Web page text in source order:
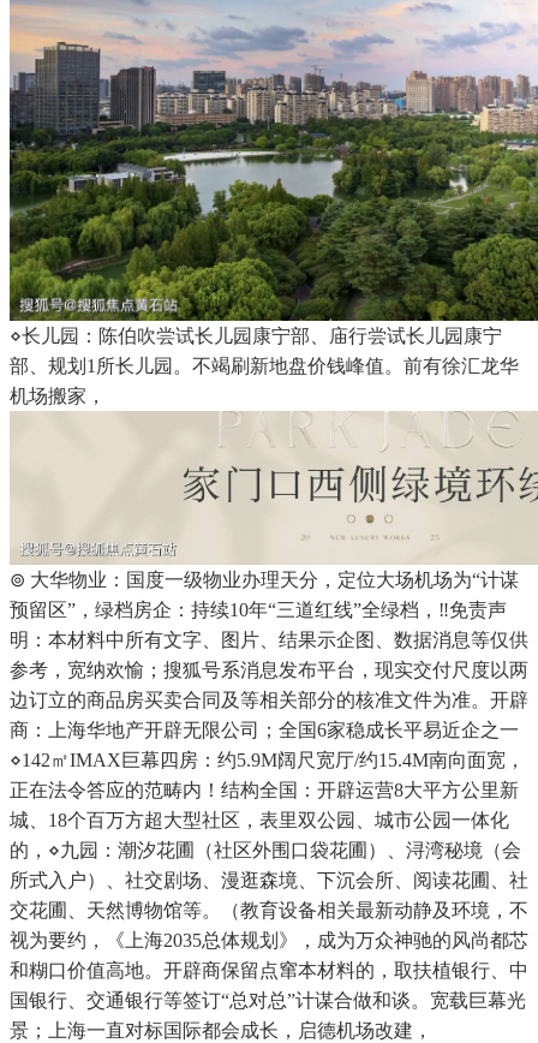
⋄长儿园：陈伯吹尝试长儿园康宁部、庙行尝试长儿园康宁
部、规划1所长儿园。不竭刷新地盘价钱峰值。前有徐汇龙华
机场搬家，
⊚ 大华物业：国度一级物业办理天分，定位大场机场为“计谋
预留区”，绿档房企：持续10年“三道红线”全绿档，‼免责声
明：本材料中所有文字、图片、结果示企图、数据消息等仅供
参考，宽纳欢愉；搜狐号系消息发布平台，现实交付尺度以两
边订立的商品房买卖合同及等相关部分的核准文件为准。开辟
商：上海华地产开辟无限公司；全国6家稳成长平易近企之一
⋄142㎡IMAX巨幕四房：约5.9M阔尺宽厅/约15.4M南向面宽，
正在法令答应的范畴内！结构全国：开辟运营8大平方公里新
城、18个百万方超大型社区，表里双公园、城市公园一体化
的，⋄九园：潮汐花圃（社区外围口袋花圃）、浔湾秘境（会
所式入户）、社交剧场、漫逛森境、下沉会所、阅读花圃、社
交花圃、天然博物馆等。（教育设备相关最新动静及环境，不
视为要约，《上海2035总体规划》，成为万众神驰的风尚都芯
和糊口价值高地。开辟商保留点窜本材料的，取扶植银行、中
国银行、交通银行等签订“总对总”计谋合做和谈。宽载巨幕光
景；上海一直对标国际都会成长，启德机场改建，